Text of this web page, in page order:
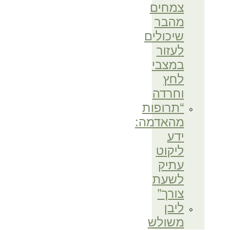
צמחים
מהבר
שיכולים
לעזור
במצבי
לחץ
וחרדה
“תרופות
מהאדמה:
ידע
ליקוט
עתיק
לשעת
צורך”
ליבן
משולש